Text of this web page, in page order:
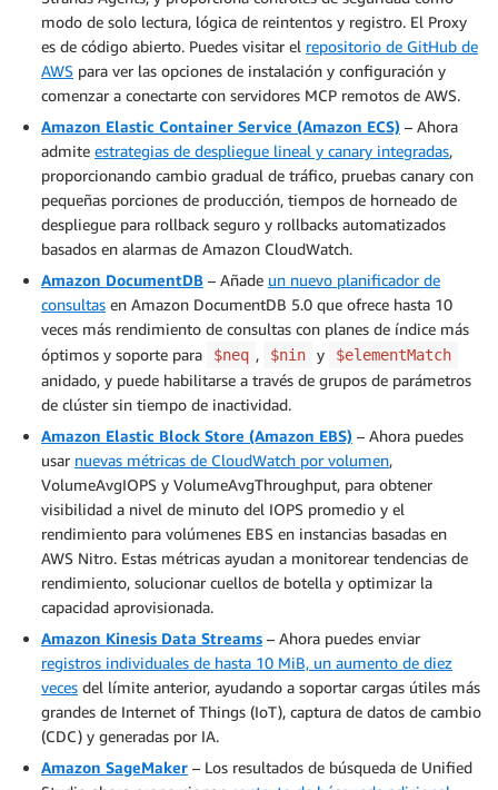
modo de solo lectura, lógica de reintentos y registro. El Proxy
es de código abierto. Puedes visitar el repositorio de GitHub de
AWS para ver las opciones de instalación y configuración y
comenzar a conectarte con servidores MCP remotos de AWS.
Amazon Elastic Container Service (Amazon ECS) – Ahora
admite estrategias de despliegue lineal y canary integradas,
proporcionando cambio gradual de tráfico, pruebas canary con
pequeñas porciones de producción, tiempos de horneado de
despliegue para rollback seguro y rollbacks automatizados
basados en alarmas de Amazon CloudWatch.
Amazon DocumentDB – Añade un nuevo planificador de
consultas en Amazon DocumentDB 5.0 que ofrece hasta 10
veces más rendimiento de consultas con planes de índice más
óptimos y soporte para
$neq , $nin y $elementMatch
anidado, y puede habilitarse a través de grupos de parámetros
de clúster sin tiempo de inactividad.
Amazon Elastic Block Store (Amazon EBS) – Ahora puedes
usar nuevas métricas de CloudWatch por volumen,
VolumeAvgIOPS y VolumeAvgThroughput, para obtener
visibilidad a nivel de minuto del IOPS promedio y el
rendimiento para volúmenes EBS en instancias basadas en
AWS Nitro. Estas métricas ayudan a monitorear tendencias de
rendimiento, solucionar cuellos de botella y optimizar la
capacidad aprovisionada.
Amazon Kinesis Data Streams – Ahora puedes enviar
registros individuales de hasta 10 MiB, un aumento de diez
veces del límite anterior, ayudando a soportar cargas útiles más
grandes de Internet of Things (IoT), captura de datos de cambio
(CDC) y generadas por IA.
Amazon SageMaker – Los resultados de búsqueda de Unified